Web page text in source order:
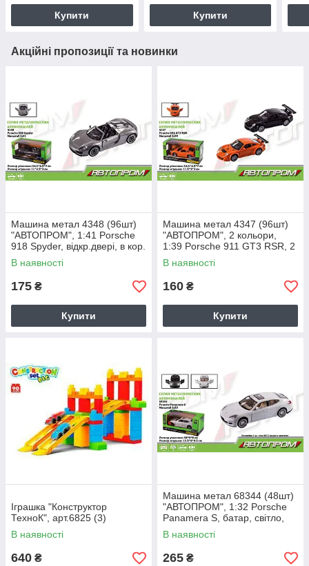
Купити Купити
Акційні пропозиції та новинки
Машина метал 4348 (96шт)
"АВТОПРОМ", 1:41 Porsche
918 Spyder, відкр.двері, в кор.
14,5 * 6,5 * 7см
В наявності
175 ₴
Купити
Машина метал 4347 (96шт)
"АВТОПРОМ", 2 кольори,
1:39 Porsche 911 GT3 RSR, 2
кольори, відкр.двері, в кор. 14
В наявності
160 ₴
Купити
Іграшка "Конструктор
ТехноК", арт.6825 (3)
В наявності
640 ₴
Машина метал 68344 (48шт)
"АВТОПРОМ", 1:32 Porsche
Panamera S, батар, світло,
звук, відкр.двері, в кор
В наявності
265 ₴